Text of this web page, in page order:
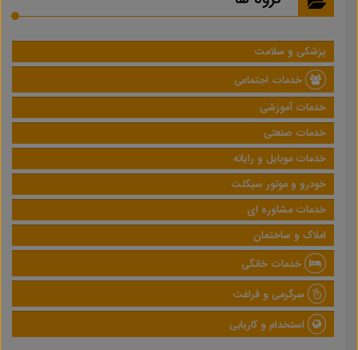
پزشکی و سلامت
خدمات اجتماعی
خدمات آموزشی
خدمات صنعتی
خدمات موبایل و رایانه
خودرو و موتور سیکلت
خدمات مشاوره ای
املاک و ساختمان
خدمات خانگی
سرگرمی و فراغت
استخدام و کاریابی